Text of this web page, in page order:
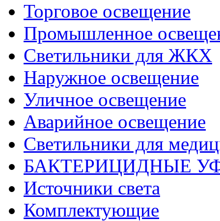
Торговое освещение
Промышленное
Светильники для ЖКХ
Наружное освещение
Уличное освещение
Аварийное освещение
Светильники для
БАКТЕРИЦИДНЫЕ
Источники света
Комплектующие